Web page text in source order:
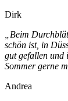
Dirk
„Beim
schön ist, in
gut gefallen und
Sommer gerne
Andrea